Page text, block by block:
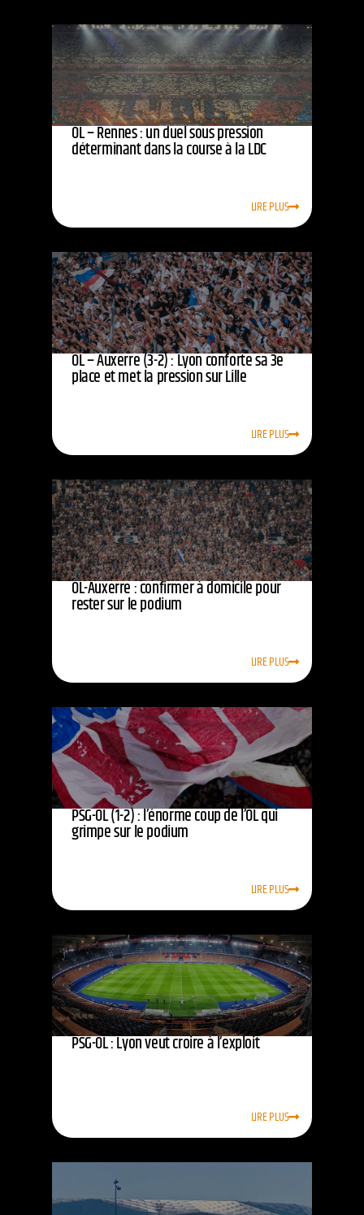
OL – Rennes : un duel sous pression
déterminant dans la course à la LDC
LIRE PLUS
OL – Auxerre (3-2) : Lyon conforte sa 3e
place et met la pression sur Lille
LIRE PLUS
OL-Auxerre : confirmer à domicile pour
rester sur le podium
LIRE PLUS
PSG-OL (1-2) : l’énorme coup de l’OL qui
grimpe sur le podium
LIRE PLUS
PSG-OL : Lyon veut croire à l’exploit
LIRE PLUS